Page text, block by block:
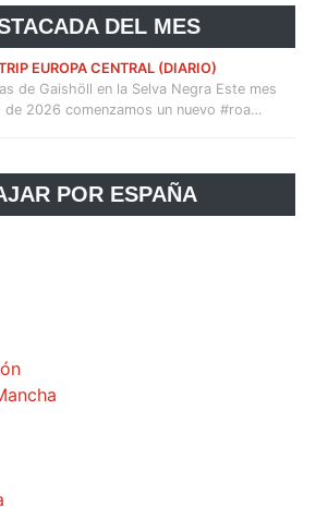
DEL MES
EUROPA CENTRAL (DIARIO)
de Gaishöll en la Selva Negra Este mes
de 2026 comenzamos un nuevo #roa…
POR ESPAÑA